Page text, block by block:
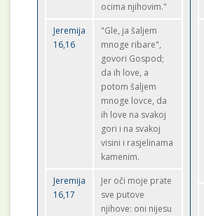
ocima njihovim."
Jeremija
16,16
"Gle, ja šaljem
mnoge ribare",
govori Gospod;
da ih love, a
potom šaljem
mnoge lovce, da
ih love na svakoj
gori i na svakoj
visini i rasjelinama
kamenim.
Jeremija
16,17
Jer oči moje prate
sve putove
njihove: oni nijesu